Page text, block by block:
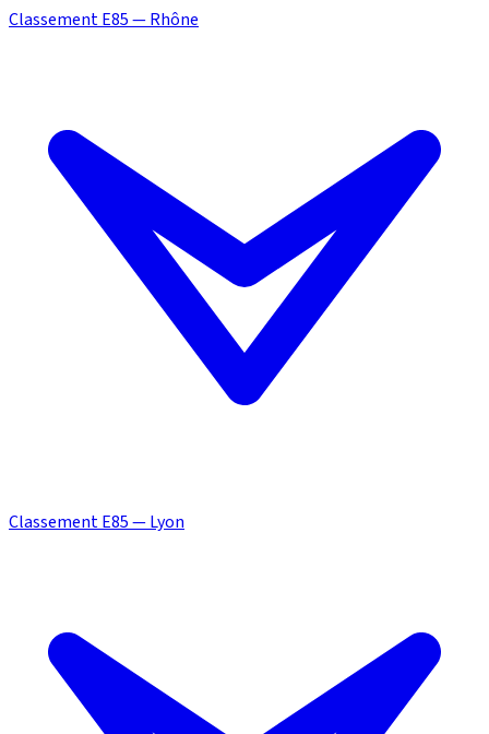
Classement E85 — Rhône
Classement E85 — Lyon